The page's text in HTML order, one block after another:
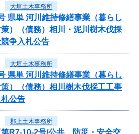
大垣土木事務所
県単 河川維持修繕事業（暮らし
）（債務）相川・泥川樹木伐採
争入札公告
大垣土木事務所
県単 河川維持修繕事業（暮らし
）（債務）相川樹木伐採工工事
公告
郡上土木事務所
第R7-10-2号/公共 防災・安全交